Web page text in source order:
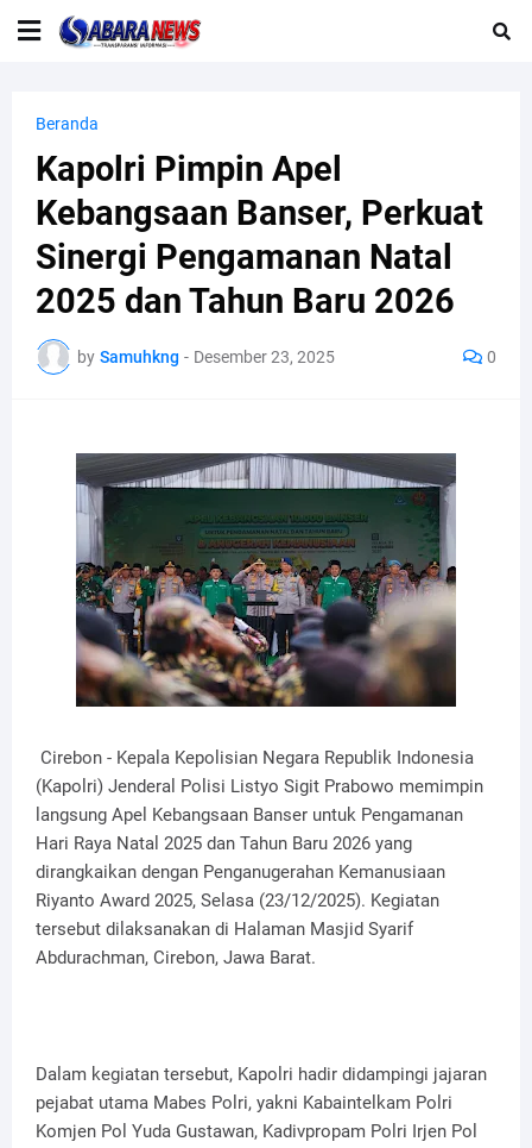
Beranda
Kapolri Pimpin Apel
Kebangsaan Banser, Perkuat
Sinergi Pengamanan Natal
2025 dan Tahun Baru 2026
by Samuhkng - Desember 23, 2025 0
Cirebon - Kepala Kepolisian Negara Republik Indonesia
(Kapolri) Jenderal Polisi Listyo Sigit Prabowo memimpin
langsung Apel Kebangsaan Banser untuk Pengamanan
Hari Raya Natal 2025 dan Tahun Baru 2026 yang
dirangkaikan dengan Penganugerahan Kemanusiaan
Riyanto Award 2025, Selasa (23/12/2025). Kegiatan
tersebut dilaksanakan di Halaman Masjid Syarif
Abdurachman, Cirebon, Jawa Barat.
Dalam kegiatan tersebut, Kapolri hadir didampingi jajaran
pejabat utama Mabes Polri, yakni Kabaintelkam Polri
Komjen Pol Yuda Gustawan, Kadivpropam Polri Irjen Pol